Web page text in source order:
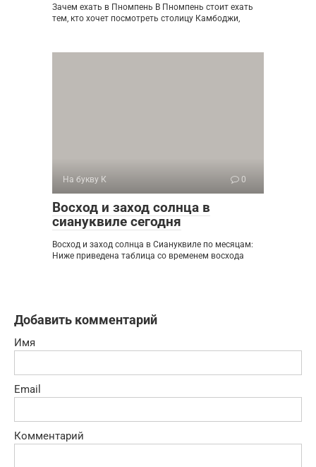
Зачем ехать в Пномпень В Пномпень стоит ехать
тем, кто хочет посмотреть столицу Камбоджи,
На букву К 0
Восход и заход солнца в
сиануквиле сегодня
Восход и заход солнца в Сиануквиле по месяцам:
Ниже приведена таблица со временем восхода
Добавить комментарий
Имя
Email
Комментарий